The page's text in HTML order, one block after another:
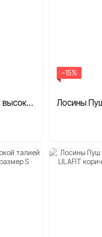
Лосины Пуш Ап для фитнеса с высокой талией LILAFIT черные размер S
−15%